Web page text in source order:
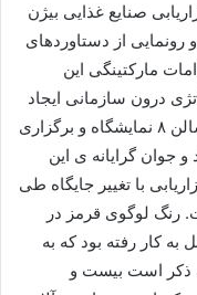
صنایع غذایی بیژن
از دستاوردهای
مارکتینگی این
درون سازمانی ایجاد
شده است.غرفه ی بزرگ بیژن در وسط سالن ۸ نمایشگاه و برگزاری
جوان گرایانه ی این
با تغییر جایگاه طی
رنگ لوگوی قرمز در
کار رفته بود که به
ذکر است بیست و